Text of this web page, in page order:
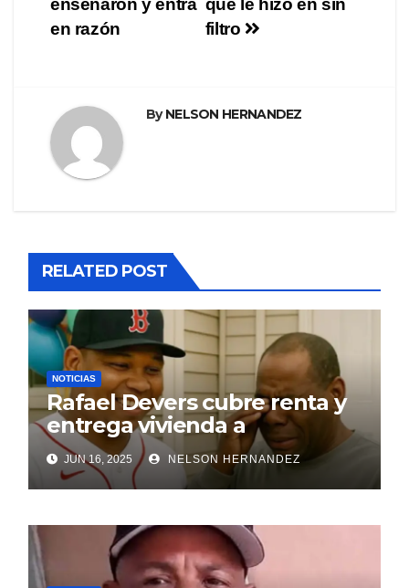
entradas
que le hizo en sin
filtro
enseñaron y entra
en razón
ByNELSON HERNANDEZ
RELATED POST
NOTICIAS
Rafael Devers cubre renta y
entrega vivienda a
exentrenador en RD
JUN 16, 2025 NELSON HERNANDEZ